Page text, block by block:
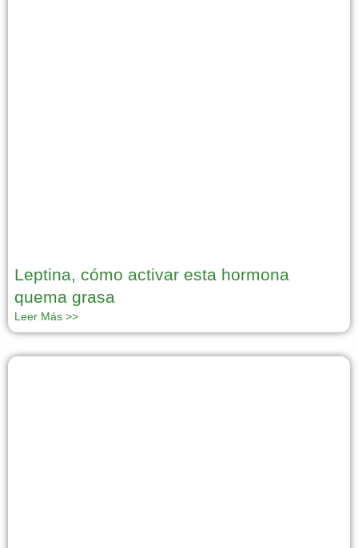
Leptina, cómo activar esta hormona
quema grasa
Leer Más >>